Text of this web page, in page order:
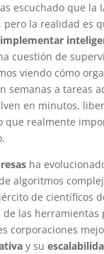
escuchado que la
la realidad es
implementar
cuestión de
viendo cómo
semanas a tareas
en minutos,
que realmente
ha
algoritmos
de científicos
de las herramientas
corporaciones
y su